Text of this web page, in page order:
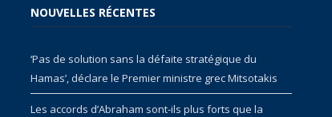
NOUVELLES RÉCENTES
‘Pas de solution sans la défaite stratégique du
Hamas’, déclare le Premier ministre grec Mitsotakis
Les accords d’Abraham sont-ils plus forts que la